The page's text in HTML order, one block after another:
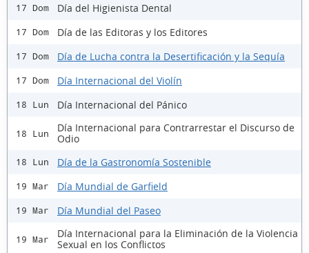
17 Dom Día del Higienista Dental
17 Dom Día de las Editoras y los Editores
17 Dom Día de Lucha contra la Desertificación y la Sequía
17 Dom Día Internacional del Violín
18 Lun Día Internacional del Pánico
18 Lun
Día Internacional para Contrarrestar el Discurso de
Odio
18 Lun Día de la Gastronomía Sostenible
19 Mar Día Mundial de Garfield
19 Mar Día Mundial del Paseo
19 Mar
Día Internacional para la Eliminación de la Violencia
Sexual en los Conflictos